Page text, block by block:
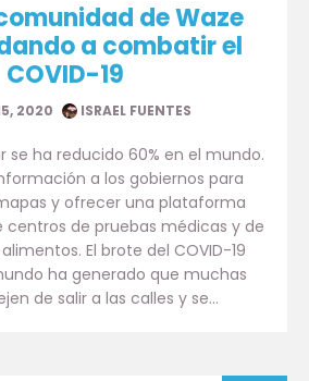
de Waze
a combatir el
COVID-19
2020 ISRAEL FUENTES
se ha reducido 60% en el mundo.
a los gobiernos para
y ofrecer una plataforma
centros de pruebas médicas y de
El brote del COVID-19
ha generado que muchas
de salir a las calles y se…